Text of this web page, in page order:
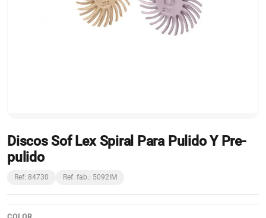
Discos Sof Lex Spiral Para Pulido Y Pre-
pulido
Ref: 84730 Ref. fab.: 5092IM